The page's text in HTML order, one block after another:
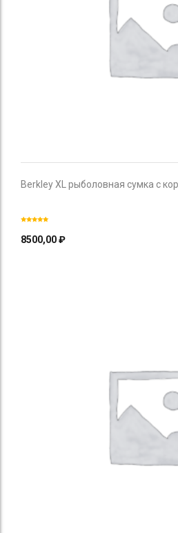
Berkley XL рыболовная сумка с
8500,00₽